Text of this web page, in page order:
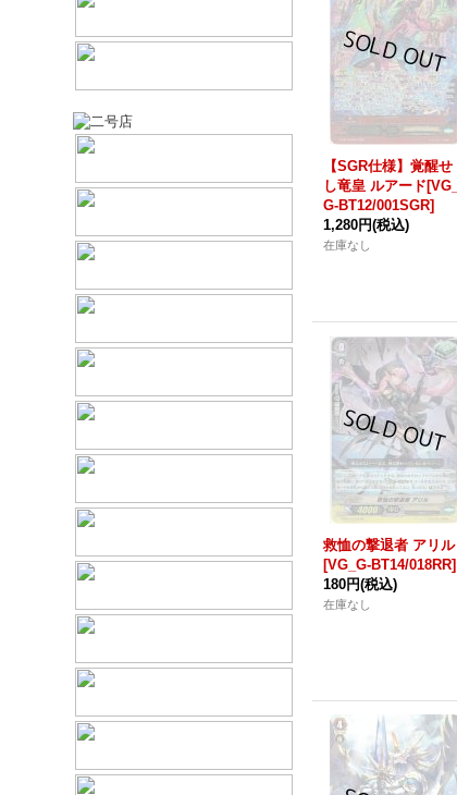
【SGR仕様】覚醒せ
し竜皇 ルアード[VG_
G-BT12/001SGR]
1,280円(税込)
在庫なし
救恤の撃退者 アリル
[VG_G-BT14/018RR]
180円(税込)
在庫なし